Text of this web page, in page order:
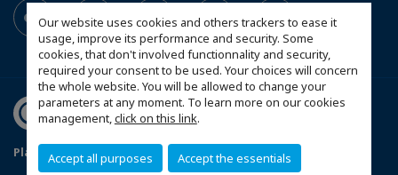
Our website uses cookies and others trackers to ease it
usage, improve its performance and security. Some
cookies, that don't involved functionnality and security,
required your consent to be used. Your choices will concern
the whole website. You will be allowed to change your
parameters at any moment. To learn more on our cookies
management,click on this link.
Accept all purposes Accept the essentials
Plan du site Statut CCIFER
Mentions légales